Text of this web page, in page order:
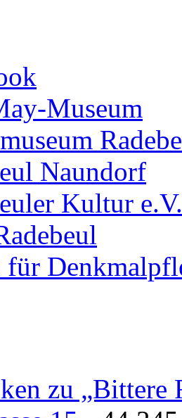
Museum
Naundorf
Kultur e.V.
für
zu